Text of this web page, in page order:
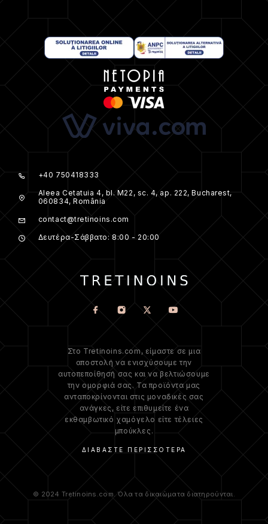
+40 750418333
Aleea Cetatuia 4, bl. M22, sc. 4, ap. 222, Bucharest,
060834, România
contact@tretinoins.com
Δευτέρα-Σάββατο: 8:00 - 20:00
Στο Tretinoins.com, είμαστε σε μια
αποστολή να ενισχύσουμε την
αυτοπεποίθησή σας και να βελτιώσουμε
την ομορφιά σας. Τα προϊόντα μας
ανταποκρίνονται στις μοναδικές σας
ανάγκες, είτε επιθυμείτε ένα
εκθαμβωτικό χαμόγελο είτε τέλειες
μπούκλες.
ΔΙΑΒΆΣΤΕ ΠΕΡΙΣΣΌΤΕΡΑ
© 2024 Tretinoins.com. Όλα τα δικαιώματα διατηρούνται.